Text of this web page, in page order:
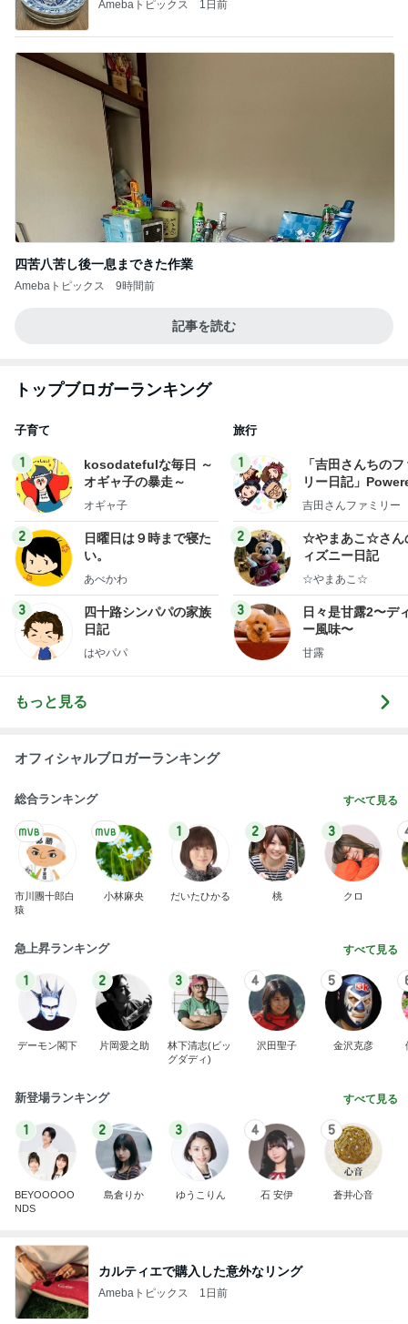
Amebaトピックス 1日前
四苦八苦し後一息まできた作業
Amebaトピックス 9時間前
記事を読む
トップブロガーランキング
子育て
1
kosodatefulな毎日 ～
オギャ子の暴走～
オギャ子
2
日曜日は９時まで寝た
い。
あべかわ
3
四十路シンパパの家族
日記
はやパパ
旅行
1
「吉田さんちの
リー日記」
y Ameba 吉田さ
ログ
吉田さんファミリー
2
☆やまあこ☆さん
ィズニー日記
☆やまあこ☆
3
日々是甘露2〜デ
ー風味〜
甘露
もっと見る
オフィシャルブロガーランキング
総合ランキング すべて見る
市川團十郎白
猿
小林麻央
1
だいたひかる
2
桃
3
クロ
急上昇ランキング すべて見る
1
デーモン閣下
2
片岡愛之助
3
林下清志(ビッ
グダディ)
4
沢田聖子
5
金沢克彦
新登場ランキング すべて見る
1
BEYOOOOO
NDS
2
島倉りか
3
ゆうこりん
4
石 安伊
5
蒼井心音
カルティエで購入した意外なリング
Amebaトピックス 1日前